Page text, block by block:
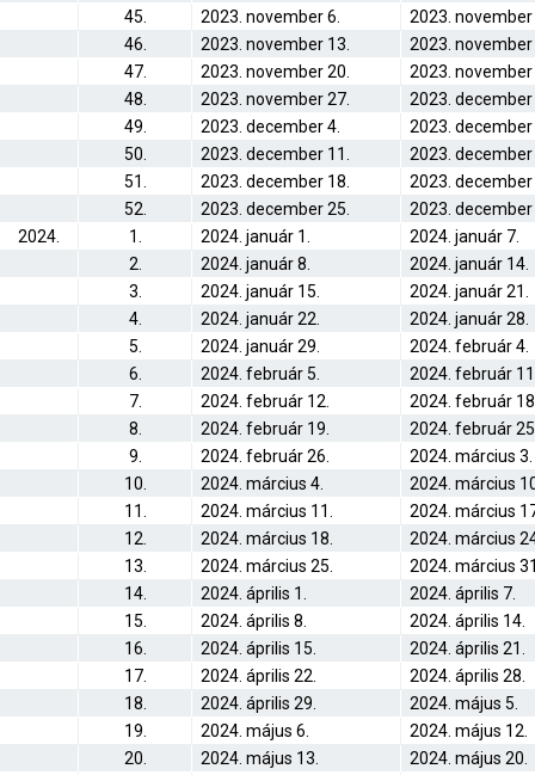
45. 2023. november 6.
2023. november
46.
2023. november 13.
2023. november
47.
2023. november 20.
2023. november
48.
2023. november 27.
2023. december
49.
2023. december 4.
2023. december
50.
2023. december 11.
2023. december
51.
2023. december 18.
2023. december
52.
2023. december 25.
2023. december
2024.
1. 2024. január 1.
2024. január 7.
2.
2024. január 8.
2024. január 14.
3.
2024. január 15.
2024. január 21.
4.
2024. január 22.
2024. január 28.
5.
2024. január 29.
2024. február 4.
6.
2024. február 5.
2024. február
7.
2024. február 12.
2024. február
8.
2024. február 19.
2024. február
9.
2024. február 26.
2024. március 3.
10.
2024. március 4.
2024. március
11.
2024. március 11.
2024. március
12.
2024. március 18.
2024. március
13.
2024. március 25.
2024. március
14.
2024. április 1.
2024. április 7.
15.
2024. április 8.
2024. április 14.
16.
2024. április 15.
2024. április 21.
17.
2024. április 22.
2024. április 28.
18.
2024. április 29.
2024. május 5.
19.
2024. május 6.
2024. május 12.
20.
2024. május 13.
2024. május 20.